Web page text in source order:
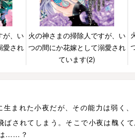
が、い
愛され
火の神さまの掃除人ですが、い
つの間にか花嫁として溺愛され
ています(2)
生まれた小夜だが、その能力は弱く
ばされてしまう。そこで小夜は醜く
……？